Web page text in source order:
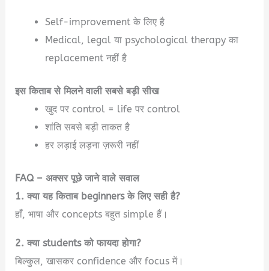
Self-improvement के लिए है
Medical, legal या psychological therapy का
replacement नहीं है
इस किताब से मिलने वाली सबसे बड़ी सीख
खुद पर control = life पर control
शांति सबसे बड़ी ताकत है
हर लड़ाई लड़ना ज़रूरी नहीं
FAQ – अक्सर पूछे जाने वाले सवाल
1. क्या यह किताब beginners के लिए सही है?
हाँ, भाषा और concepts बहुत simple हैं।
2. क्या students को फायदा होगा?
बिल्कुल, खासकर confidence और focus में।